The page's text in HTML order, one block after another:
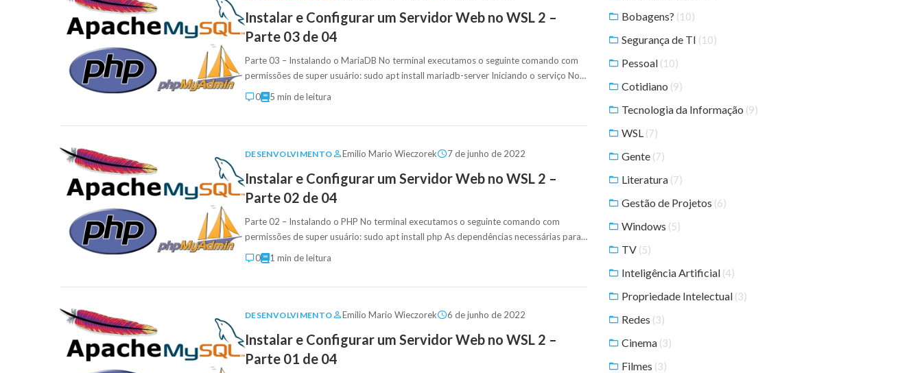
Instalar e Configurar um Servidor Web no WSL 2 –
Parte 03 de 04
Parte 03 – Instalando o MariaDB No terminal executamos o seguinte comando com
permissões de super usuário: sudo apt install mariadb-server Iniciando o serviço No…
0
5 min de leitura
DESENVOLVIMENTO Emilio Mario Wieczorek 7 de junho de 2022
Instalar e Configurar um Servidor Web no WSL 2 –
Parte 02 de 04
Parte 02 – Instalando o PHP No terminal executamos o seguinte comando com
permissões de super usuário: sudo apt install php As dependências necessárias para…
0
1 min de leitura
DESENVOLVIMENTO Emilio Mario Wieczorek 6 de junho de 2022
Instalar e Configurar um Servidor Web no WSL 2 –
Parte 01 de 04
Bobagens? (10)
Segurança de TI (10)
Pessoal (10)
Cotidiano (9)
Tecnologia da Informação (9)
WSL (7)
Gente (7)
Literatura (7)
Gestão de Projetos (6)
Windows (5)
TV (5)
Inteligência Artificial (4)
Propriedade Intelectual (3)
Redes (3)
Cinema (3)
Filmes (3)